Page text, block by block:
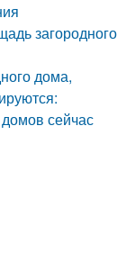
загородного
дома,
сейчас